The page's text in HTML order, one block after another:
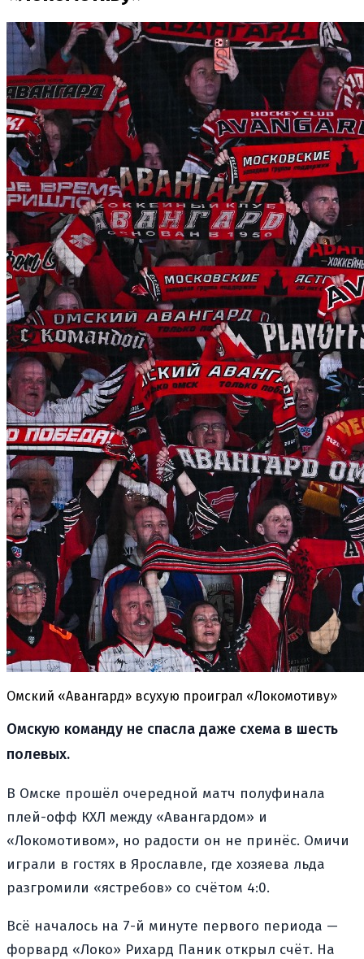
Омский «Авангард» всухую проиграл «Локомотиву»
Омскую команду не спасла даже схема в шесть
полевых.
В Омске прошёл очередной матч полуфинала
плей-офф КХЛ между «Авангардом» и
«Локомотивом», но радости он не принёс. Омичи
играли в гостях в Ярославле, где хозяева льда
разгромили «ястребов» со счётом 4:0.
Всё началось на 7-й минуте первого периода —
форвард «Локо» Рихард Паник открыл счёт. На